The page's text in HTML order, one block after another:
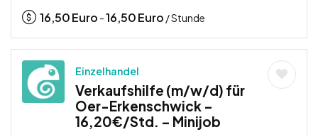
16,50Euro -16,50Euro / Stunde
Einzelhandel
Verkaufshilfe (m/w/d) für
Oer-Erkenschwick –
16,20€/Std. – Minijob